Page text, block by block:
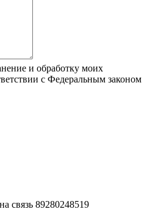
и обработку моих
с Федеральным законом
связь 89280248519